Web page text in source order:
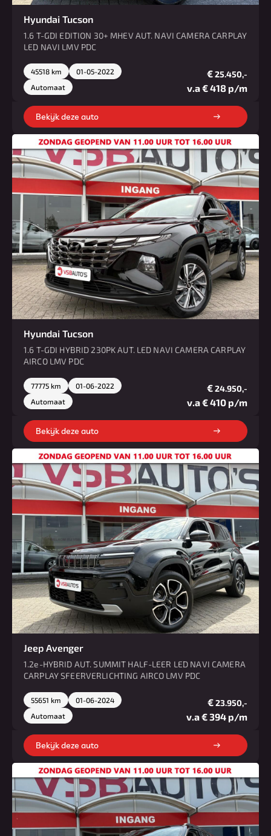
Hyundai Tucson
1.6 T-GDI EDITION 30+ MHEV AUT. NAVI CAMERA CARPLAY
LED NAVI LMV PDC
45518 km
01-05-2022
Automaat
€25.450,-
v.a € 418 p/m
Bekijk deze auto
Hyundai Tucson
1.6 T-GDI HYBRID 230PK AUT. LED NAVI CAMERA CARPLAY
AIRCO LMV PDC
77775 km
01-06-2022
Automaat
€24.950,-
v.a € 410 p/m
Bekijk deze auto
Jeep Avenger
1.2e-HYBRID AUT. SUMMIT HALF-LEER LED NAVI CAMERA
CARPLAY SFEERVERLICHTING AIRCO LMV PDC
55651 km
01-06-2024
Automaat
€23.950,-
v.a € 394 p/m
Bekijk deze auto